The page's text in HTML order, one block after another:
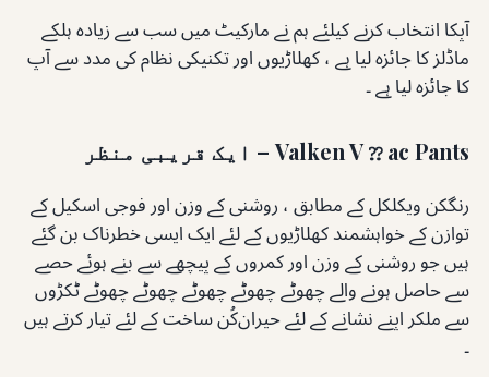
آپکا انتخاب کرنے کیلئے ہم نے مارکیٹ میں سب سے زیادہ ہلکے
ماڈلز کا جائزہ لیا ہے ، کھلاڑیوں اور تکنیکی نظام کی مدد سے آپ
کا جائزہ لیا ہے ۔
Valken V ⁇ ac Pants – ایک قریبی منظر
رنگکن ویکلکل کے مطابق ، روشنی کے وزن اور فوجی اسکیل کے
توازن کے خواہشمند کھلاڑیوں کے لئے ایک ایسی خطرناک بن گئے
ہیں جو روشنی کے وزن اور کمروں کے پیچھے سے بنے ہوئے حصے
سے حاصل ہونے والے چھوٹے چھوٹے چھوٹے چھوٹے چھوٹے ٹکڑوں
سے ملکر اپنے نشانے کے لئے حیران‌کُن ساخت کے لئے تیار کرتے ہیں
۔